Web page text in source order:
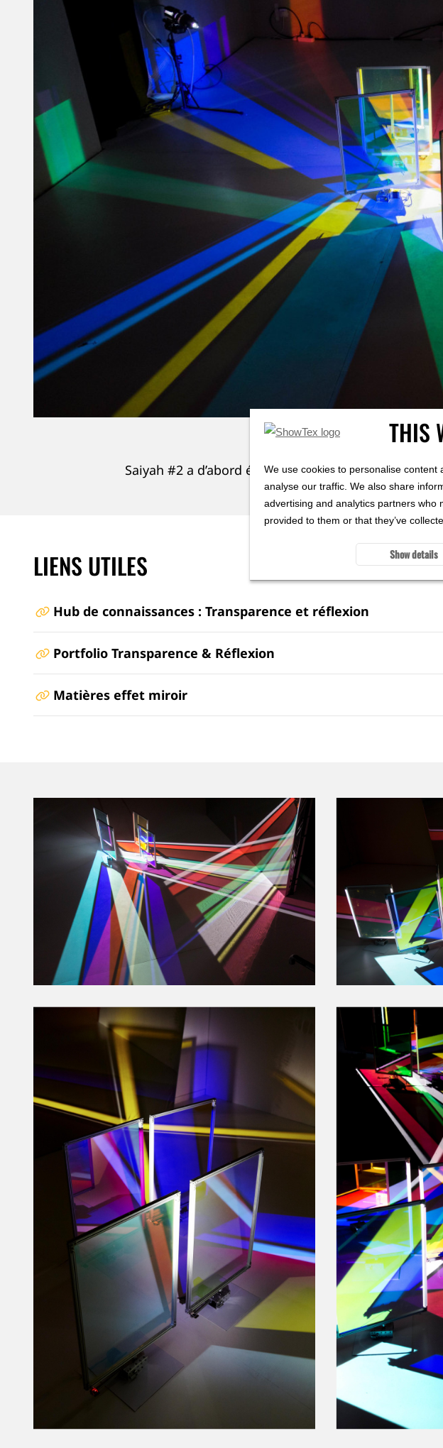
THIS
We use cookies to personalise
analyse our traffic. We also share
advertising and analytics partners who
provided to them or that they’ve
Show details
Saiyah #2 a d’abord été exposée au sein de
LIENS UTILES
Hub de connaissances : Transparence et réflexion
Portfolio Transparence & Réflexion
Matières effet miroir